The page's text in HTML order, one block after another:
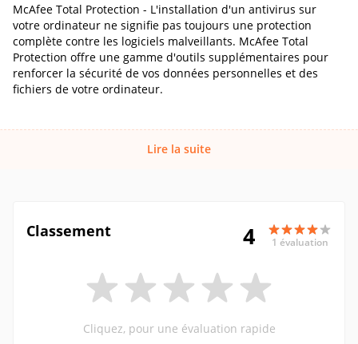
McAfee Total Protection - L'installation d'un antivirus sur
votre ordinateur ne signifie pas toujours une protection
complète contre les logiciels malveillants. McAfee Total
Protection offre une gamme d'outils supplémentaires pour
renforcer la sécurité de vos données personnelles et des
fichiers de votre ordinateur.
Lire la suite
Classement 4 1 évaluation
Cliquez, pour une évaluation rapide